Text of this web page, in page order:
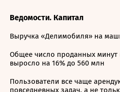
Ведомости. Капитал
Выручка «Делимобиля» на
Общее число проданных минут
выросло на 16% до 560 млн
Пользователи все чаще
повседневных задач, а не